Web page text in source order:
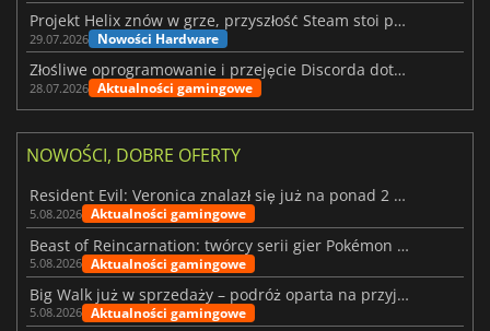
Projekt Helix znów w grze, przyszłość Steam stoi pod znakiem zapytania
29.07.2026 Nowości Hardware
Złośliwe oprogramowanie i przejęcie Discorda dotknęły Meccha Chameleon
28.07.2026 Aktualności gamingowe
NOWOŚCI, DOBRE OFERTY
Resident Evil: Veronica znalazł się już na ponad 2 milionach list życzeń
5.08.2026 Aktualności gamingowe
Beast of Reincarnation: twórcy serii gier Pokémon wkraczają na nową ścieżkę
5.08.2026 Aktualności gamingowe
Big Walk już w sprzedaży – podróż oparta na przyjaźni
5.08.2026 Aktualności gamingowe